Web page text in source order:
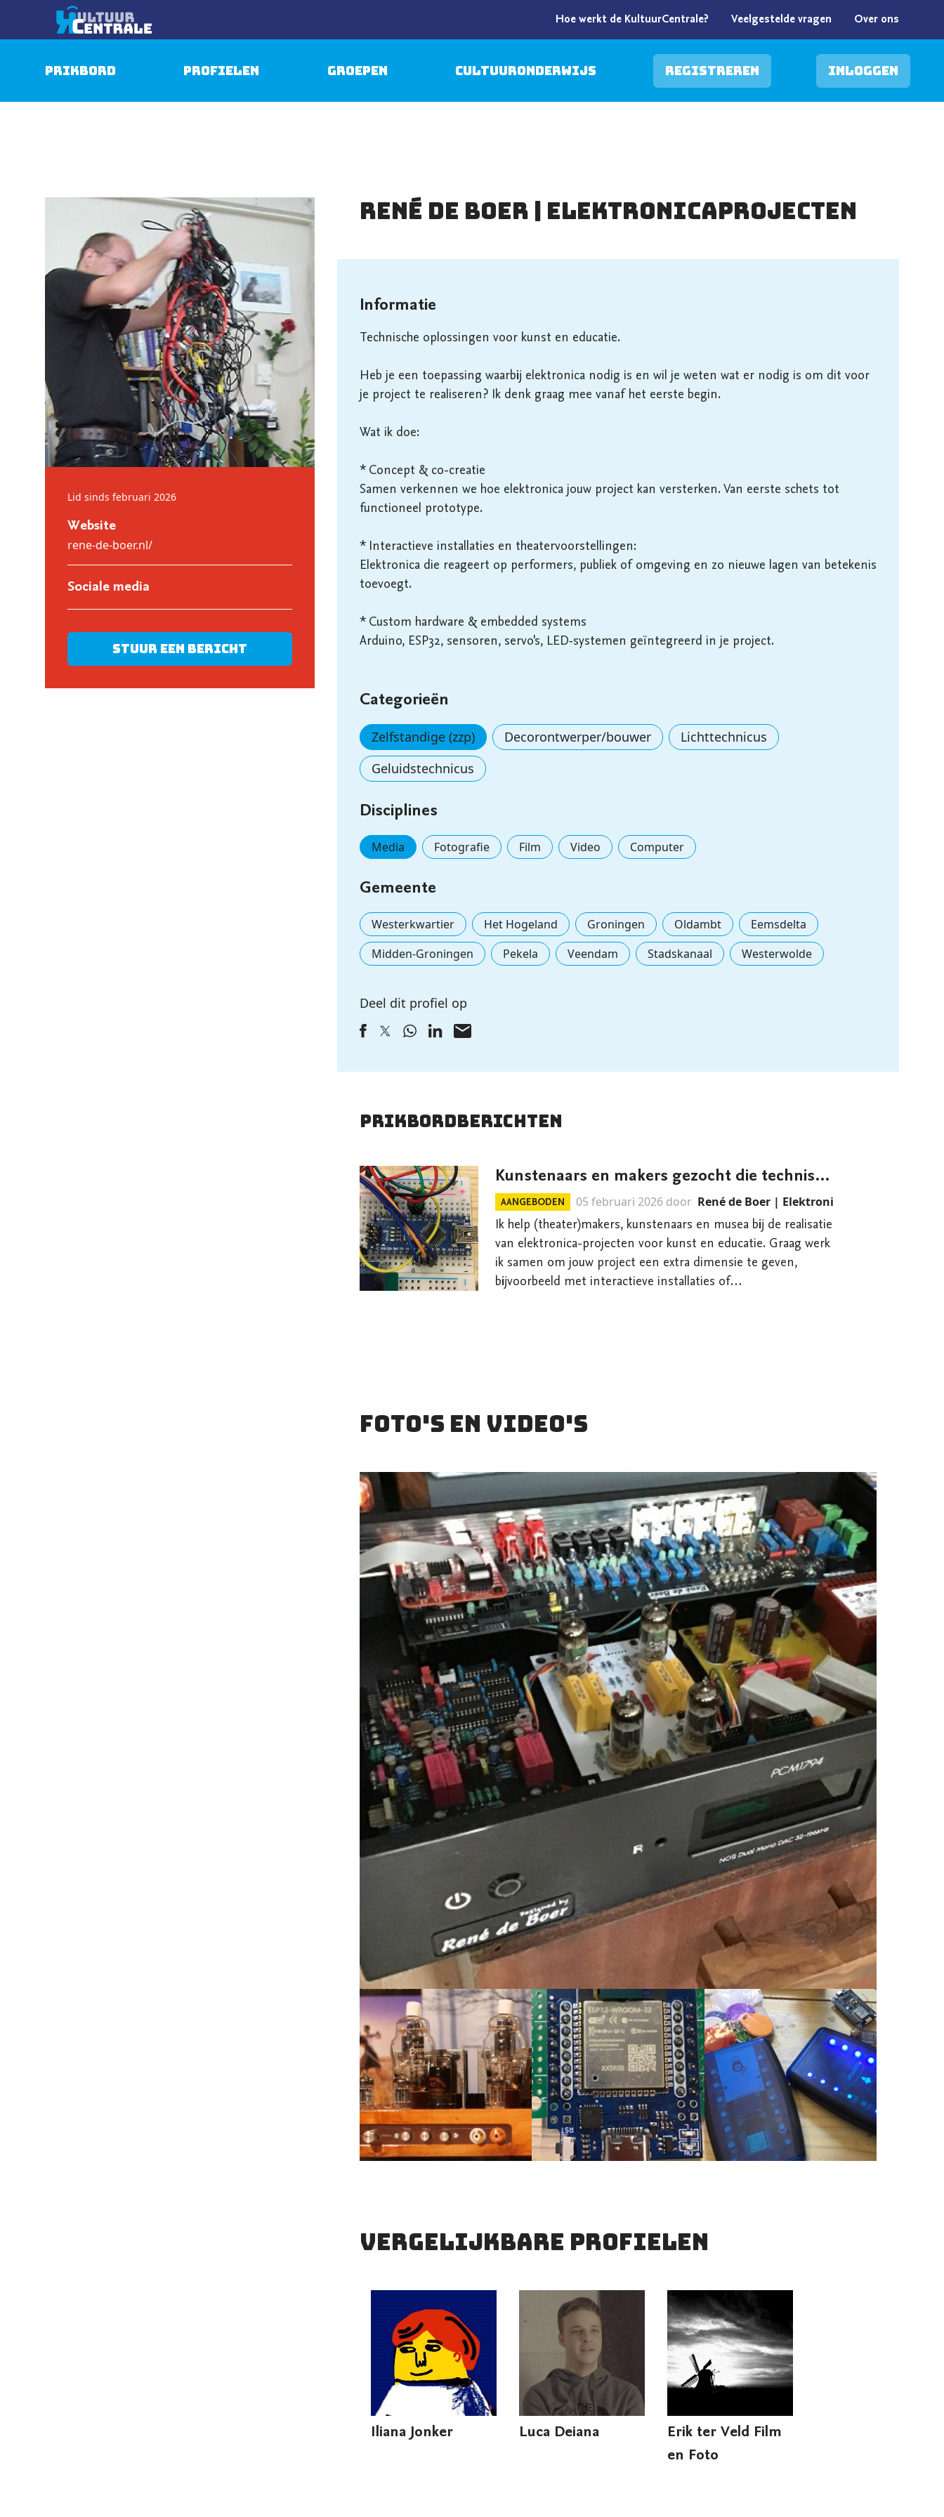
Hoe werkt de KultuurCentrale? Veelgestelde vragen Over ons
Prikbord Profielen Groepen Cultuuronderwijs Registreren Inloggen
Lid sinds februari 2026
Website
rene-de-boer.nl/
Sociale media
Stuur een bericht
René de Boer | Elektronicaprojecten
Informatie
Technische oplossingen voor kunst en educatie.
Heb je een toepassing waarbij elektronica nodig is en wil je weten wat er nodig is om dit voor
je project te realiseren? Ik denk graag mee vanaf het eerste begin.
Wat ik doe:
* Concept & co-creatie
Samen verkennen we hoe elektronica jouw project kan versterken. Van eerste schets tot
functioneel prototype.
* Interactieve installaties en theatervoorstellingen:
Elektronica die reageert op performers, publiek of omgeving en zo nieuwe lagen van betekenis
toevoegt.
* Custom hardware & embedded systems
Arduino, ESP32, sensoren, servo's, LED‑systemen geïntegreerd in je project.
Categorieën
Zelfstandige (zzp) Decorontwerper/bouwer
Lichttechnicus
Geluidstechnicus
Disciplines
Media Fotografie Film Video Computer
Gemeente
Westerkwartier Het Hogeland Groningen Oldambt
Eemsdelta
Midden-Groningen
Pekela Veendam Stadskanaal Westerwolde
Deel dit profiel op
Prikbordberichten
Kunstenaars en makers gezocht die technische ondersteuning nodig hebben bij hun projecten
AANGEBODEN 05 februari 2026 door René de Boer | Elektronicaprojecten
Ik help (theater)makers, kunstenaars en musea bij de realisatie
van elektronica-projecten voor kunst en educatie. Graag werk
ik samen om jouw project een extra dimensie te geven,
bijvoorbeeld met interactieve installaties of
speelt en wil je weten wat er nodig is om dit te realiseren? Ik
denk graag mee vanaf het eerste idee tot en met de
(beginners en gevorderden), specifiek toegepast op de
kunstsector, behoort tot de mogelijkheden.
Foto's en video's
vergelijkbare profielen
Iliana Jonker Luca Deiana
Erik ter Veld Film
en Foto